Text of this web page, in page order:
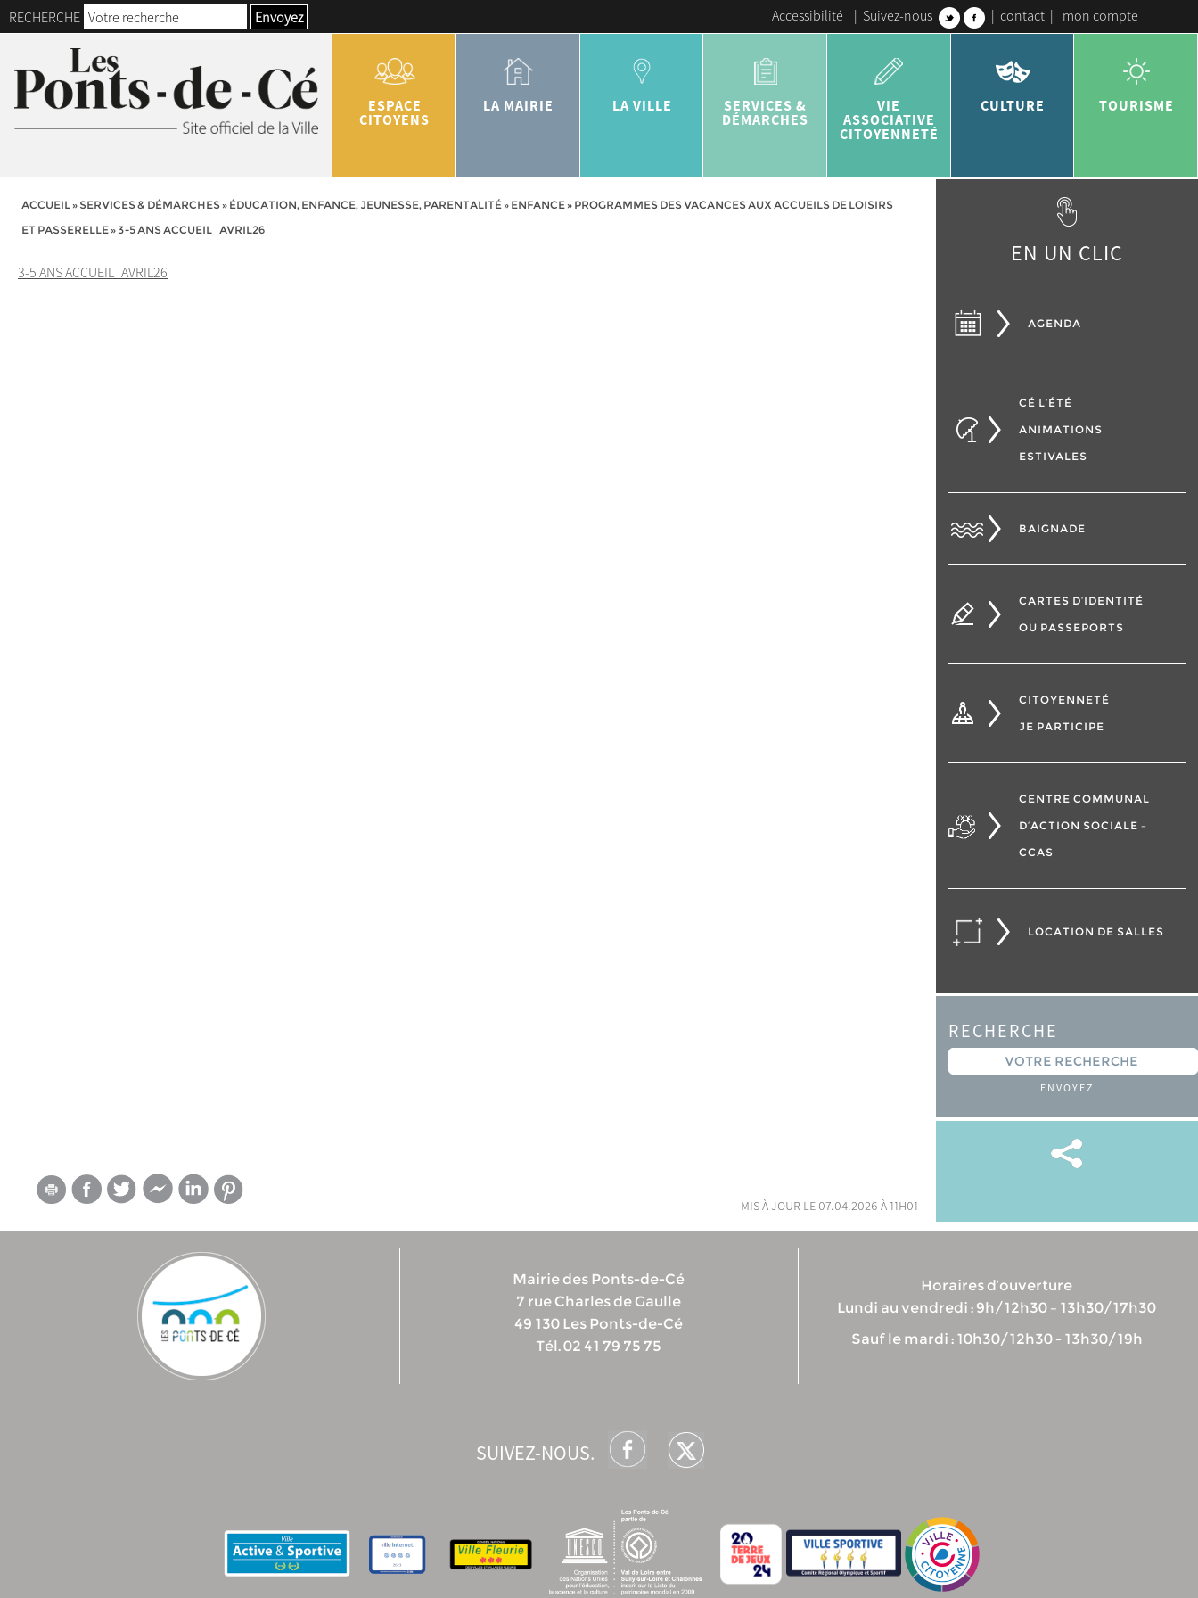
RECHERCHE Envoyez Accessibilité | Suivez-nous | contact | mon compte
ESPACE
CITOYENS
LA MAIRIE LA VILLE
SERVICES &
DÉMARCHES
VIE
ASSOCIATIVE
CITOYENNETÉ
CULTURE TOURISME
ACCUEIL» SERVICES & DÉMARCHES» ÉDUCATION, ENFANCE, JEUNESSE, PARENTALITÉ» ENFANCE» PROGRAMMES DES VACANCES AUX ACCUEILS DE LOISIRS
ET PASSERELLE» 3-5 ANS ACCUEIL_AVRIL26
3-5 ANS ACCUEIL_AVRIL26
mis à jour le 07.04.2026 à 11h01
EN UN CLIC
AGENDA
CÉ L’ÉTÉ
ANIMATIONS
ESTIVALES
BAIGNADE
CARTES D’IDENTITÉ
OU PASSEPORTS
CITOYENNETÉ
JE PARTICIPE
CENTRE COMMUNAL
D’ACTION SOCIALE –
CCAS
LOCATION DE SALLES
RECHERCHE
ENVOYEZ
Mairie des Ponts-de-Cé
7 rue Charles de Gaulle
49 130 Les Ponts-de-Cé
Tél. 02 41 79 75 75
Horaires d’ouverture
Lundi au vendredi : 9h/12h30 – 13h30/17h30
Sauf le mardi : 10h30/12h30 - 13h30/19h
SUIVEZ-NOUS.